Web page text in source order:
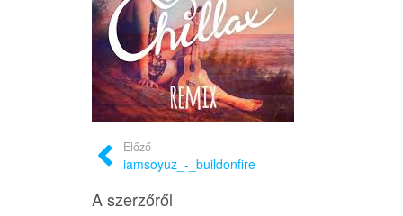
Előző
iamsoyuz_-_buildonfire
A szerzőről